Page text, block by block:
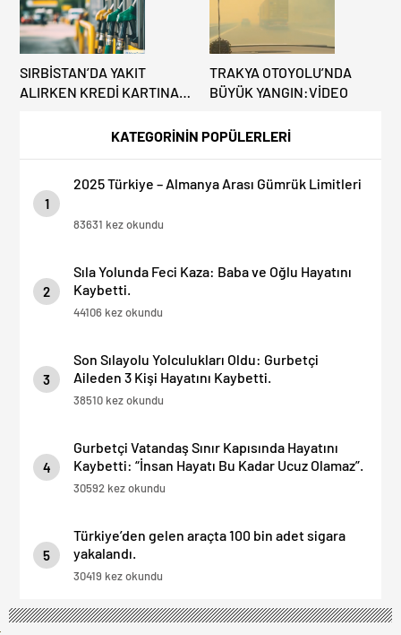
KATEGORİNİN POPÜLERLERİ
1
2025 Türkiye – Almanya Arası Gümrük Limitleri
83631 kez okundu
2
Sıla Yolunda Feci Kaza: Baba ve Oğlu Hayatını
Kaybetti.
44106 kez okundu
3
Son Sılayolu Yolculukları Oldu: Gurbetçi
Aileden 3 Kişi Hayatını Kaybetti.
38510 kez okundu
4
Gurbetçi Vatandaş Sınır Kapısında Hayatını
Kaybetti: “İnsan Hayatı Bu Kadar Ucuz Olamaz”.
30592 kez okundu
5
Türkiye’den gelen araçta 100 bin adet sigara
yakalandı.
30419 kez okundu
SIRBİSTAN’DA YAKIT
ALIRKEN KREDİ KARTINA
TRAKYA OTOYOLU’NDA
BÜYÜK YANGIN:VİDEO